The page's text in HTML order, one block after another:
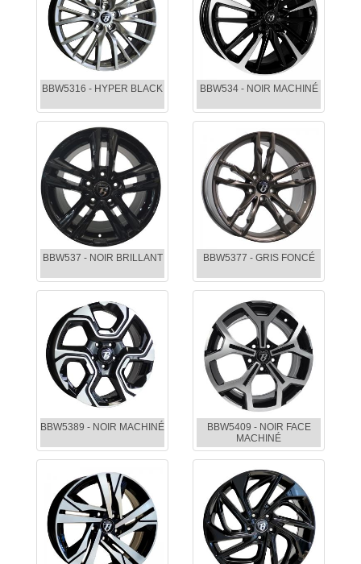
BBW5316 - HYPER BLACK BBW534 - NOIR MACHINÉ
BBW537 - NOIR BRILLANT BBW5377 - GRIS FONCÉ
BBW5389 - NOIR MACHINÉ
BBW5409 - NOIR FACE
MACHINÉ